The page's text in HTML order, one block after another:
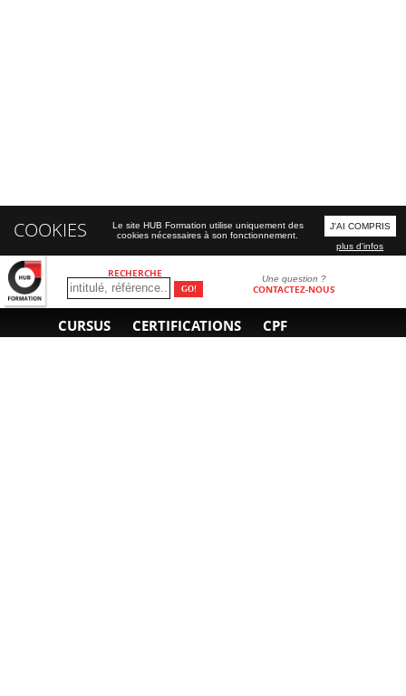
RECHERCHE Une question ?
CONTACTEZ-NOUS
CURSUS CERTIFICATIONS CPF
COOKIES
Le site HUB Formation utilise uniquement des
cookies nécessaires à son fonctionnement.
J'AI COMPRIS
plus d'infos